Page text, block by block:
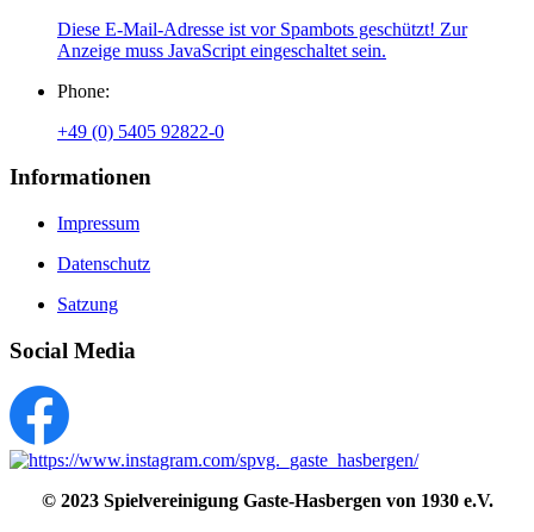
Diese E-Mail-Adresse ist vor Spambots geschützt! Zur
Anzeige muss JavaScript eingeschaltet sein.
Phone:
+49 (0) 5405 92822-0
Informationen
Impressum
Datenschutz
Satzung
Social Media
© 2023 Spielvereinigung Gaste-Hasbergen von 1930 e.V.